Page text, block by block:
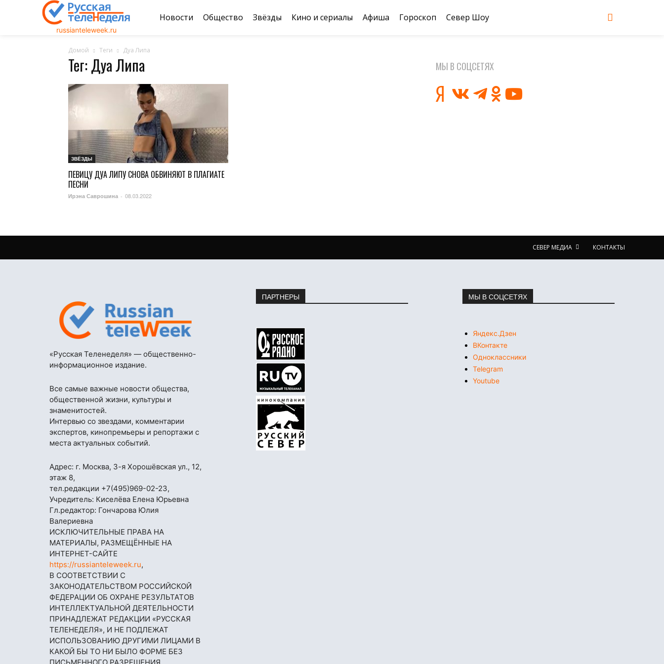
russianteleweek.ru
Новости Общество Звёзды Кино и сериалы Афиша Гороскоп Север Шоу
Домой Теги Дуа Липа
Тег: Дуа Липа
ЗВЁЗДЫ
ПЕВИЦУ ДУА ЛИПУ СНОВА ОБВИНЯЮТ В ПЛАГИАТЕ
ПЕСНИ
Ирэна Саврошина - 08.03.2022
МЫ В СОЦСЕТЯХ
СЕВЕР МЕДИА КОНТАКТЫ
«Русская Теленеделя» — общественно-
информационное издание.
Все самые важные новости общества,
общественной жизни, культуры и
знаменитостей.
Интервью со звездами, комментарии
экспертов, кинопремьеры и репортажи с
места актуальных событий.
Адрес: г. Москва, 3-я Хорошёвская ул., 12,
этаж 8,
тел.редакции +7(495)969-02-23,
Учредитель: Киселёва Елена Юрьевна
Гл.редактор: Гончарова Юлия
Валериевна
ИСКЛЮЧИТЕЛЬНЫЕ ПРАВА НА
МАТЕРИАЛЫ, РАЗМЕЩЁННЫЕ НА
ИНТЕРНЕТ-САЙТЕ
https://russianteleweek.ru,
В СООТВЕТСТВИИ С
ЗАКОНОДАТЕЛЬСТВОМ РОССИЙСКОЙ
ФЕДЕРАЦИИ ОБ ОХРАНЕ РЕЗУЛЬТАТОВ
ИНТЕЛЛЕКТУАЛЬНОЙ ДЕЯТЕЛЬНОСТИ
ПРИНАДЛЕЖАТ РЕДАКЦИИ «РУССКАЯ
ТЕЛЕНЕДЕЛЯ», И НЕ ПОДЛЕЖАТ
ИСПОЛЬЗОВАНИЮ ДРУГИМИ ЛИЦАМИ В
КАКОЙ БЫ ТО НИ БЫЛО ФОРМЕ БЕЗ
ПАРТНЕРЫ МЫ В СОЦСЕТЯХ
Яндекс.Дзен
ВКонтакте
Одноклассники
Telegram
Youtube